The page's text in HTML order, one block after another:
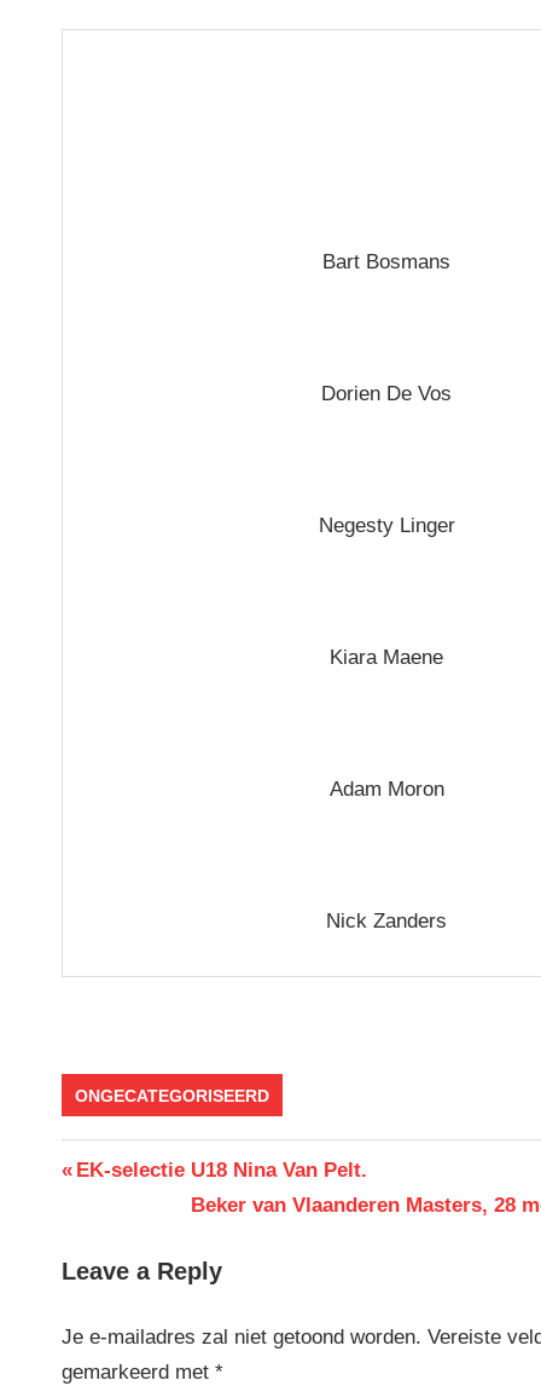
Bart Bosmans
Dorien De Vos
Negesty Linger
Kiara Maene
Adam Moron
Nick Zanders
ONGECATEGORISEERD
Berichtnavigatie
Previous
EK-selectie U18 Nina Van Pelt.
Next
Beker van Vlaanderen Masters, 28
Leave a Reply
Je e-mailadres zal niet getoond worden. Vereiste
gemarkeerd met *